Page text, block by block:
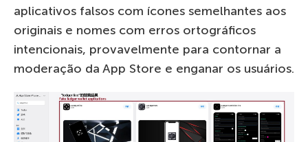
aplicativos falsos com ícones semelhantes aos
originais e nomes com erros ortográficos
intencionais, provavelmente para contornar a
moderação da App Store e enganar os usuários.